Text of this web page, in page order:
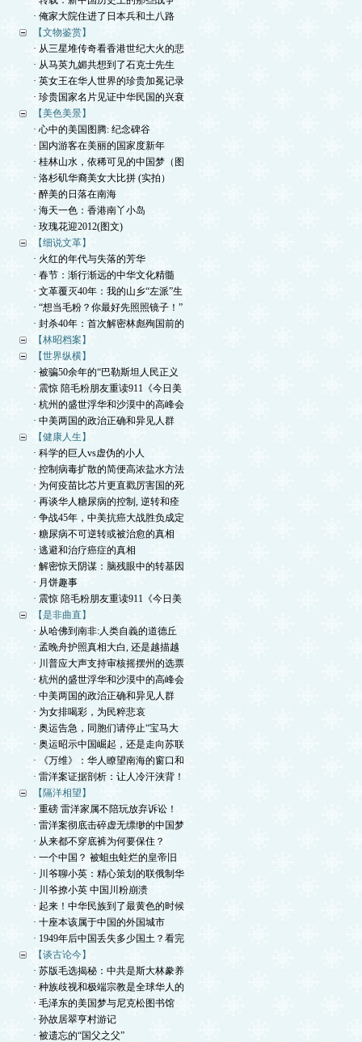
· 俺家大院住进了日本兵和土八路
【文物鉴赏】
· 从三星堆传奇看香港世纪大火的悲
· 从马英九媚共想到了石克士先生
· 英女王在华人世界的珍贵加冕记录
· 珍贵国家名片见证中华民国的兴衰
【美色美景】
· 心中的美国图腾: 纪念碑谷
· 国内游客在美丽的国家度新年
· 桂林山水，依稀可见的中国梦（图
· 洛杉矶华裔美女大比拼 (实拍）
· 醉美的日落在南海
· 海天一色：香港南丫小岛
· 玫瑰花迎2012(图文)
【细说文革】
· 火红的年代与失落的芳华
· 春节：渐行渐远的中华文化精髓
· 文革覆灭40年：我的山乡“左派”生
· “想当毛粉？你最好先照照镜子！”
· 封杀40年：首次解密林彪殉国前的
【林昭档案】
【世界纵横】
· 被骗50余年的“巴勒斯坦人民正义
· 震惊 陪毛粉朋友重读911《今日美
· 杭州的盛世浮华和沙漠中的高峰会
· 中美两国的政治正确和异见人群
【健康人生】
· 科学的巨人vs虚伪的小人
· 控制病毒扩散的简便高浓盐水方法
· 为何疫苗比芯片更直戳厉害国的死
· 再谈华人糖尿病的控制, 逆转和痊
· 争战45年，中美抗癌大战胜负成定
· 糖尿病不可逆转或被治愈的真相
· 逃避和治疗癌症的真相
· 解密惊天阴谋：脑残眼中的转基因
· 月饼趣事
· 震惊 陪毛粉朋友重读911《今日美
【是非曲直】
· 从哈佛到南非:人类自義的道德丘
· 孟晚舟护照真相大白, 还是越描越
· 川普应大声支持审核摇摆州的选票
· 杭州的盛世浮华和沙漠中的高峰会
· 中美两国的政治正确和异见人群
· 为女排喝彩，为民粹悲哀
· 奥运告急，同胞们请停止“宝马大
· 奥运昭示中国崛起，还是走向苏联
· 《万维》：华人瞭望南海的窗口和
· 雷洋案证据剖析：让人冷汗浃背！
【隔洋相望】
· 重磅 雷洋家属不陪玩放弃诉讼！
· 雷洋案彻底击碎虚无缥缈的中国梦
· 从来都不穿底裤为何要保住？
· 一个中国？ 被蛆虫蛀烂的皇帝旧
· 川爷聊小英：精心策划的联俄制华
· 川爷撩小英 中国川粉崩溃
· 起来！中华民族到了最黄色的时候
· 十座本该属于中国的外国城市
· 1949年后中国丢失多少国土？看完
【谈古论今】
· 苏版毛选揭秘：中共是斯大林豢养
· 种族歧视和极端宗教是全球华人的
· 毛泽东的美国梦与尼克松图书馆
· 孙故居翠亨村游记
· 被遗忘的“国父之父”